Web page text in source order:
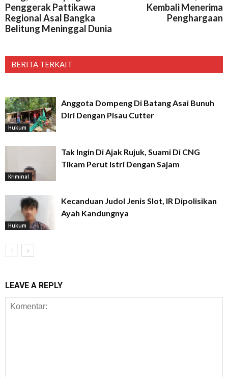
Penggerak Pattikawa
Regional Asal Bangka
Belitung Meninggal Dunia
Kembali Menerima
Penghargaan
BERITA TERKAIT
Hukum
Anggota Dompeng Di Batang Asai Bunuh
Diri Dengan Pisau Cutter
Kriminal
Tak Ingin Di Ajak Rujuk, Suami Di CNG
Tikam Perut Istri Dengan Sajam
Hukum
Kecanduan Judol Jenis Slot, IR Dipolisikan
Ayah Kandungnya
LEAVE A REPLY